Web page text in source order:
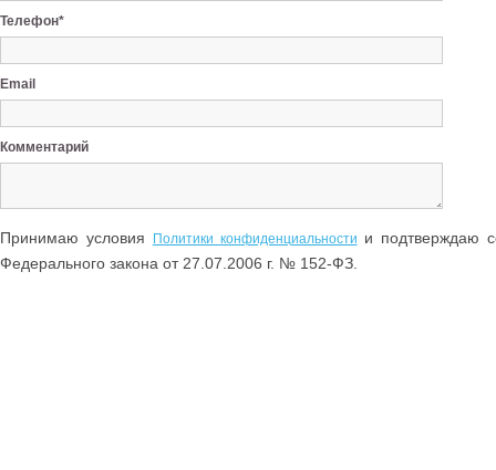
Телефон*
Email
Комментарий
Принимаю условия Политики конфиденциальности и подтверждаю
Федерального закона от 27.07.2006 г. № 152-ФЗ.